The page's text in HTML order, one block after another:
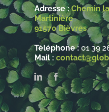
Adresse : Chemin
Martinière
91570 Bièvres
Téléphone : 01 39
Mail :